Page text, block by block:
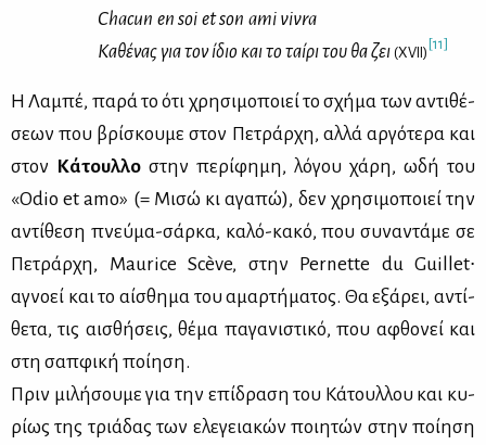
Chacun en soi etson ami vivra
Κα­θέ­νας για τον ίδιο και το ταί­ρι του θα ζει (XVII) [11]
Η Λα­μπέ, πα­ρά το ότι χρη­σι­μο­ποιεί το σχή­μα των αντι­θέ­
σε­ων που βρί­σκου­με στον Πε­τράρ­χη, αλ­λά αρ­γό­τε­ρα και
στον Κά­τουλ­λο στην πε­ρί­φη­μη, λό­γου χά­ρη, ωδή του
«Odio et amo» (= Μι­σώ κι αγα­πώ), δεν χρη­σι­μο­ποιεί την
αντί­θε­ση πνεύ­μα-σάρ­κα, κα­λό-κα­κό, που συ­να­ντά­με σε
Πε­τράρ­χη, Maurice Scève, στην Pernette du Guillet∙
αγνο­εί και το αί­σθη­μα του αμαρ­τή­μα­τος. Θα εξά­ρει, αντί­
θε­τα, τις αι­σθή­σεις, θέ­μα πα­γα­νι­στι­κό, που αφθο­νεί και
στη σαπ­φι­κή ποί­η­ση.
Πριν μι­λή­σου­με για την επί­δρα­ση του Κά­τουλ­λου και κυ­
ρί­ως της τριά­δας των ελε­γεια­κών ποι­η­τών στην ποί­η­ση